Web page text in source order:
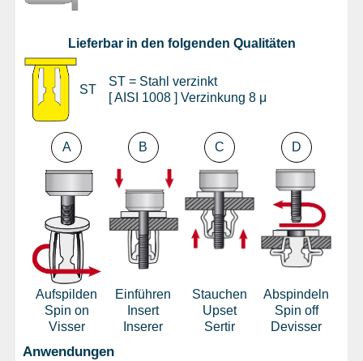
Lieferbar in den folgenden Qualitäten
ST
ST = Stahl verzinkt
[ AISI 1008 ] Verzinkung 8 μ
A B C D
Aufspilden
Spin on
Visser
Einführen
Insert
Inserer
Stauchen
Upset
Sertir
Abspindeln
Spin off
Devisser
Anwendungen